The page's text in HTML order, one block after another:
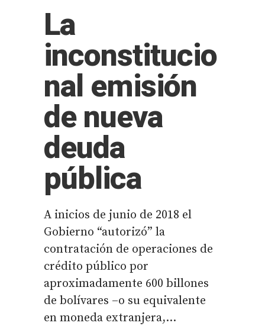
La
inconstitucio
nal emisión
de nueva
deuda
pública
A inicios de junio de 2018 el
Gobierno “autorizó” la
contratación de operaciones de
crédito público por
aproximadamente 600 billones
de bolívares –o su equivalente
en moneda extranjera,...